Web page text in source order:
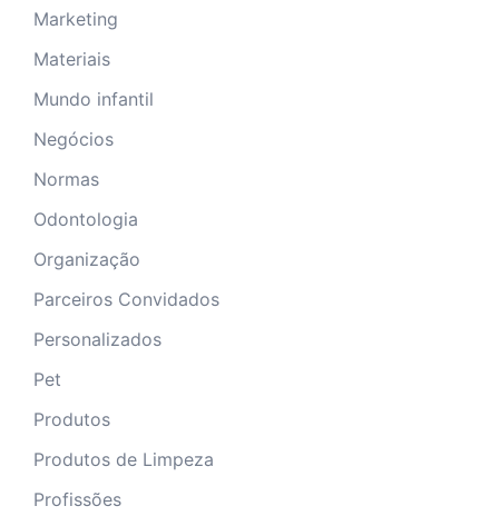
Marketing
Materiais
Mundo infantil
Negócios
Normas
Odontologia
Organização
Parceiros Convidados
Personalizados
Pet
Produtos
Produtos de Limpeza
Profissões